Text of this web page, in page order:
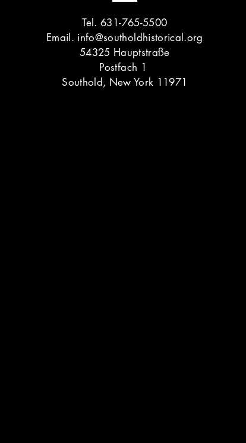
Tel. 631-765-5500
Email. info@southoldhistorical.org
54325 Hauptstraße
Postfach 1
Southold, New York 11971